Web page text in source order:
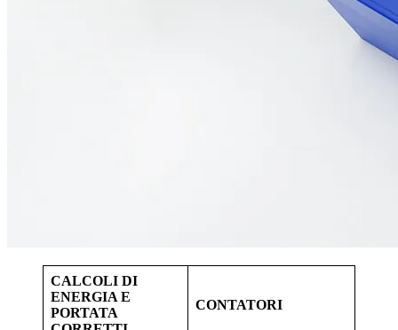
CALCOLI DI
ENERGIA E
PORTATA
CONTATORI